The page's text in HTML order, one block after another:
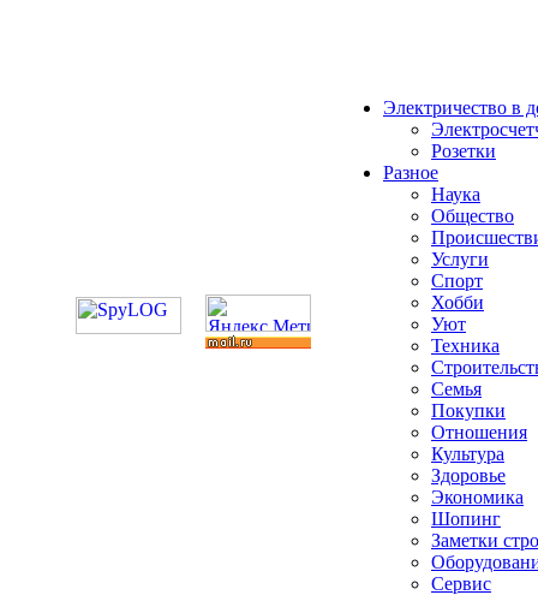
Электричество в
Розетки
Разное
Наука
Общество
Услуги
Спорт
Хобби
Уют
Техника
Семья
Покупки
Отношения
Культура
Здоровье
Экономика
Шопинг
Заметки
Сервис